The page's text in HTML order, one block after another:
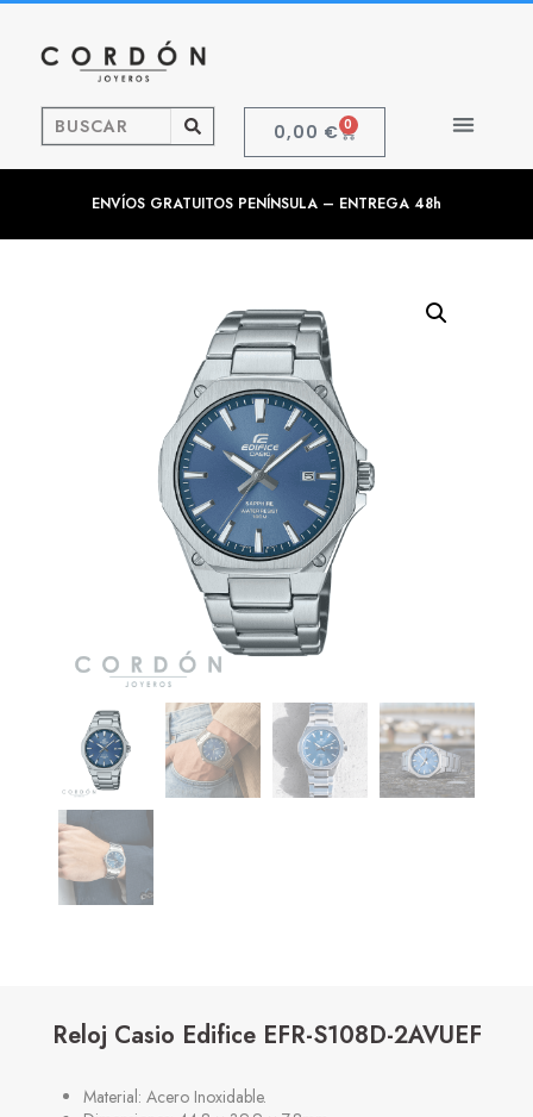
0,00 € 0
ENVÍOS GRATUITOS PENÍNSULA – ENTREGA 48h
Reloj Casio Edifice EFR-S108D-2AVUEF
Material: Acero Inoxidable.